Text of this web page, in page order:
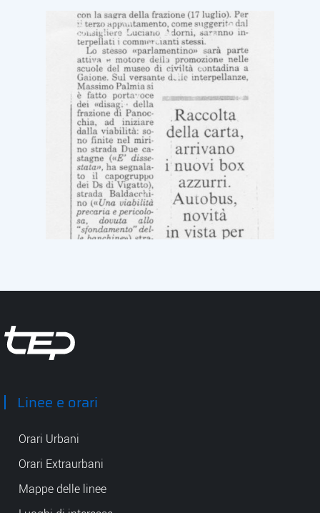
Linee e orari
Orari Urbani
Orari Extraurbani
Mappe delle linee